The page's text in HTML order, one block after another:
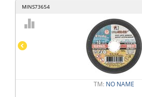
MINS73654
ТМ: NO NAME